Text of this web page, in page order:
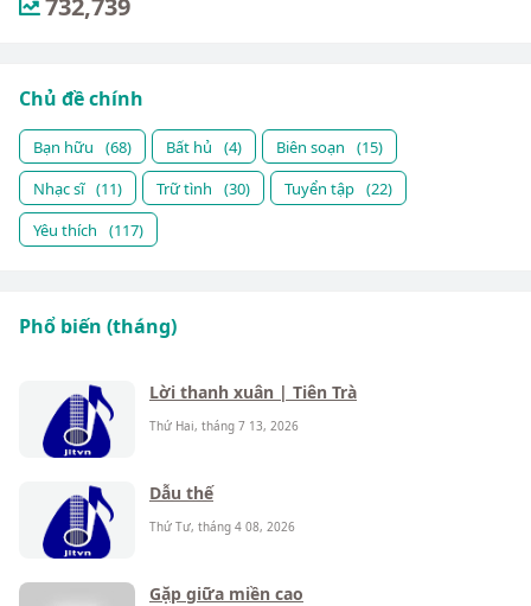
Chủ đề chính
Bạn hữu (68) Bất hủ (4) Biên soạn
(15)
Nhạc sĩ (11) Trữ tình (30) Tuyển tập (22)
Yêu thích
(117)
Phổ biến (tháng)
Lời thanh xuân | Tiên Trà
Thứ Hai, tháng 7 13, 2026
Dẫu thế
Thứ Tư, tháng 4 08, 2026
Gặp giữa miền cao